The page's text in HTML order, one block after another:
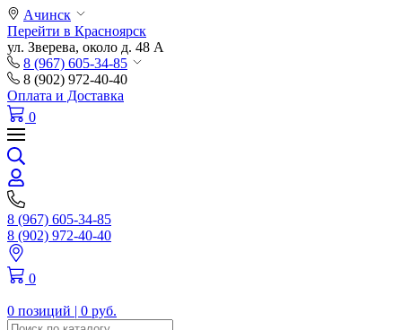
Ачинск
Перейти в Красноярск
ул. Зверева, около д. 48 А
8 (967) 605-34-85
8 (902) 972-40-40
Оплата и Доставка
0
8 (967) 605-34-85
8 (902) 972-40-40
0
0 позиций | 0 руб.